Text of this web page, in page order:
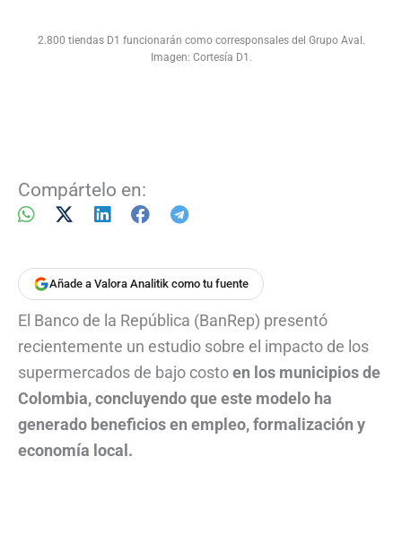
2.800 tiendas D1 funcionarán como corresponsales del Grupo Aval.
Imagen: Cortesía D1.
Compártelo en:
Añade a Valora Analitik como tu fuente
El Banco de la República (BanRep) presentó
recientemente un estudio sobre el impacto de los
supermercados de bajo costoen los municipios de
Colombia, concluyendo que este modelo ha
generado beneficios en empleo, formalización y
economía local.